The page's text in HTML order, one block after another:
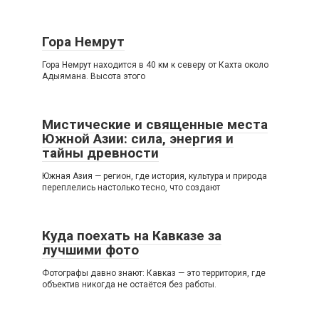
Гора Немрут
Гора Немрут находится в 40 км к северу от Кахта около
Адыямана. Высота этого
Мистические и священные места
Южной Азии: сила, энергия и
тайны древности
Южная Азия — регион, где история, культура и природа
переплелись настолько тесно, что создают
Куда поехать на Кавказе за
лучшими фото
Фотографы давно знают: Кавказ — это территория, где
объектив никогда не остаётся без работы.